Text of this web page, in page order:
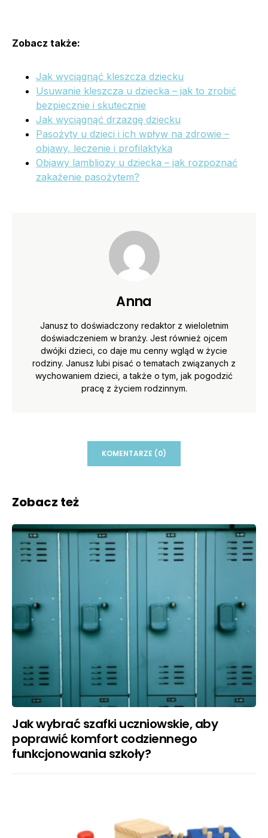
Zobacz także:
Jak wyciągnąć kleszcza dziecku
Usuwanie kleszcza u dziecka – jak to zrobić
bezpiecznie i skutecznie
Jak wyciągnąć drzazgę dziecku
Pasożyty u dzieci i ich wpływ na zdrowie –
objawy, leczenie i profilaktyka
Objawy lambliozy u dziecka – jak rozpoznać
zakażenie pasożytem?
Anna
Janusz to doświadczony redaktor z wieloletnim
doświadczeniem w branży. Jest również ojcem
dwójki dzieci, co daje mu cenny wgląd w życie
rodziny. Janusz lubi pisać o tematach związanych z
wychowaniem dzieci, a także o tym, jak pogodzić
pracę z życiem rodzinnym.
KOMENTARZE (0)
Zobacz też
Jak wybrać szafki uczniowskie, aby
poprawić komfort codziennego
funkcjonowania szkoły?